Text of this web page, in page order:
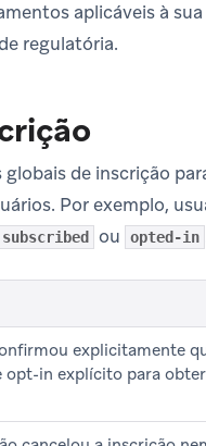
aplicáveis à
regulatória.
de inscrição
Por exemplo,
subscribed ou opted-in
explicitamente
opt-in explícito para